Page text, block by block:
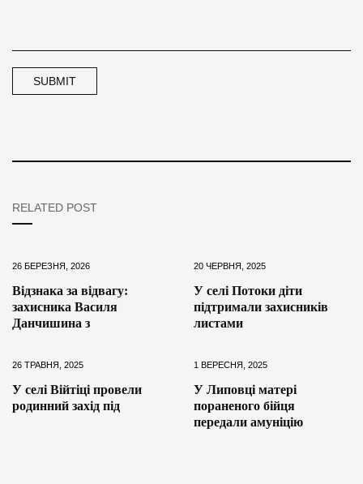
RELATED POST
26 БЕРЕЗНЯ, 2026
Відзнака за відвагу:
захисника Василя
Данчишина з
20 ЧЕРВНЯ, 2025
У селі Потоки діти
підтримали захисників
листами
26 ТРАВНЯ, 2025
У селі Війтіці провели
родинний захід під
1 ВЕРЕСНЯ, 2025
У Липовці матері
пораненого бійця
передали амуніцію